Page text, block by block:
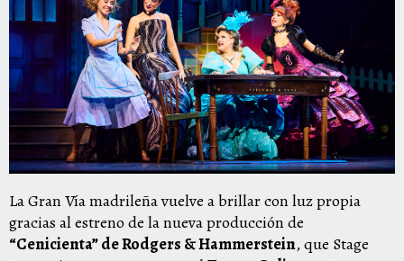
La Gran Vía madrileña vuelve a brillar con luz propia
gracias al estreno de la nueva producción de
“Cenicienta” de Rodgers & Hammerstein, que Stage